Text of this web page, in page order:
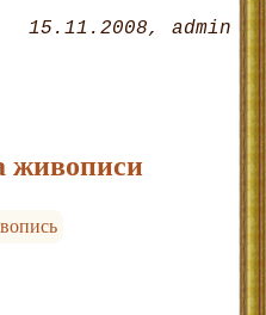
15.11.2008 admin
живописи